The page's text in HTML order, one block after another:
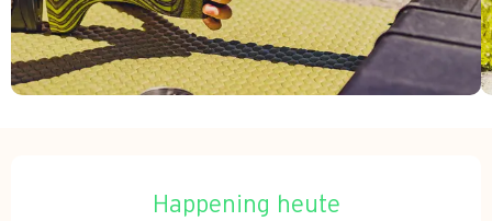
Happening heute